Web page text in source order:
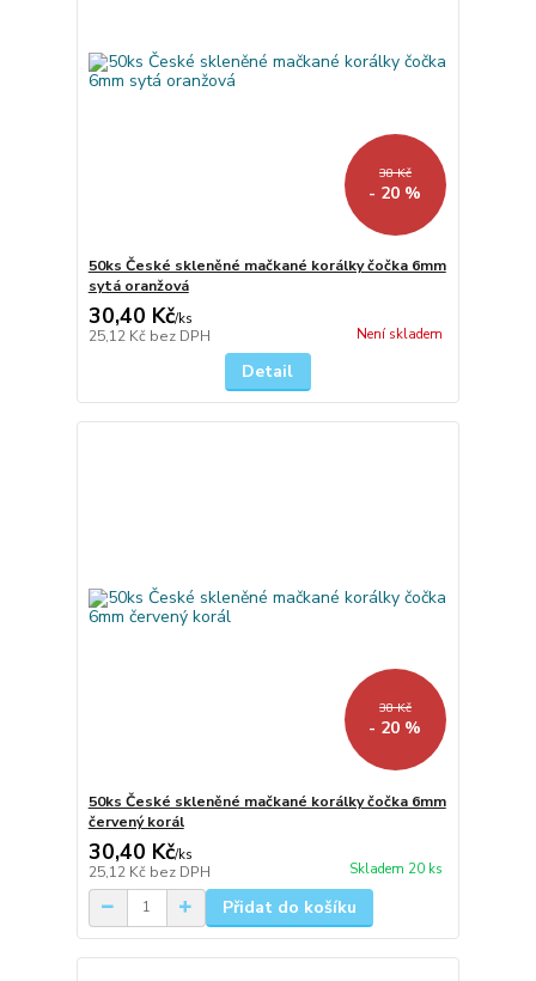
38 Kč
- 20 %
50ks České skleněné mačkané korálky čočka 6mm
sytá oranžová
30,40 Kč/ks
25,12 Kč bez DPH Není skladem
Detail
38 Kč
- 20 %
50ks České skleněné mačkané korálky čočka 6mm
červený korál
30,40 Kč/ks
25,12 Kč bez DPH Skladem 20 ks
Přidat do košíku